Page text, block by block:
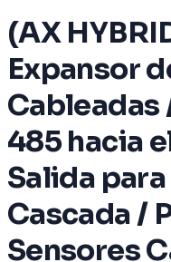
(AX
Expansor
Cableadas
485 hacia
Salida
Cascada /
Sensores